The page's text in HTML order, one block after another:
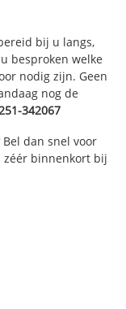
bij u langs,
besproken welke
nodig zijn. Geen
nog de
342067
Bel dan snel voor
zéér binnenkort bij